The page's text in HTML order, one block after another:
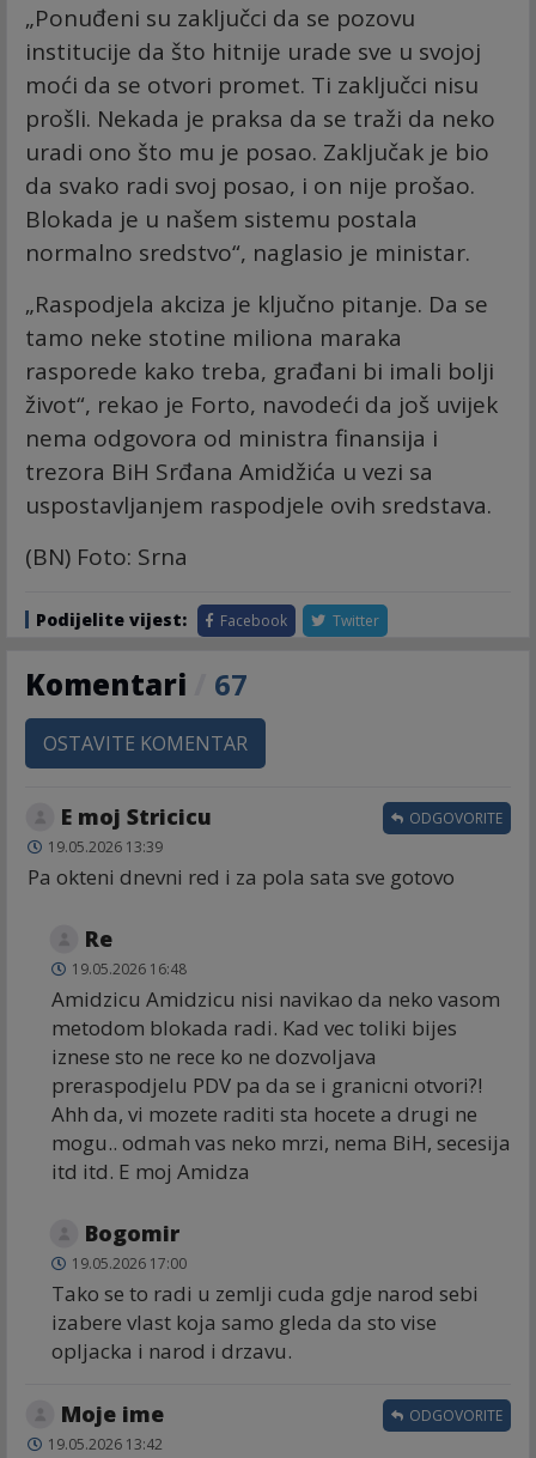
„Ponuđeni su zaključci da se pozovu
institucije da što hitnije urade sve u svojoj
moći da se otvori promet. Ti zaključci nisu
prošli. Nekada je praksa da se traži da neko
uradi ono što mu je posao. Zaključak je bio
da svako radi svoj posao, i on nije prošao.
Blokada je u našem sistemu postala
normalno sredstvo“, naglasio je ministar.
„Raspodjela akciza je ključno pitanje. Da se
tamo neke stotine miliona maraka
rasporede kako treba, građani bi imali bolji
život“, rekao je Forto, navodeći da još uvijek
nema odgovora od ministra finansija i
trezora BiH Srđana Amidžića u vezi sa
uspostavljanjem raspodjele ovih sredstava.
(BN) Foto: Srna
Podijelite vijest: Facebook Twitter
Komentari 67
OSTAVITE KOMENTAR
E moj Stricicu
19.05.2026 13:39
Pa okteni dnevni red i za pola sata sve gotovo
ODGOVORITE
Re
19.05.2026 16:48
Amidzicu Amidzicu nisi navikao da neko vasom
metodom blokada radi. Kad vec toliki bijes
iznese sto ne rece ko ne dozvoljava
preraspodjelu PDV pa da se i granicni otvori?!
Ahh da, vi mozete raditi sta hocete a drugi ne
mogu.. odmah vas neko mrzi, nema BiH, secesija
itd itd. E moj Amidza
Bogomir
19.05.2026 17:00
Tako se to radi u zemlji cuda gdje narod sebi
izabere vlast koja samo gleda da sto vise
opljacka i narod i drzavu.
Moje ime
19.05.2026 13:42
ODGOVORITE